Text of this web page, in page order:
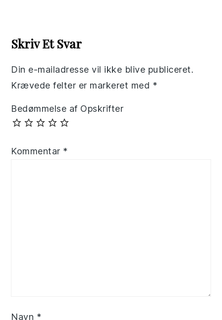
Interactions
Skriv Et Svar
Din e-mailadresse vil ikke blive publiceret.
Krævede felter er markeret med *
Bedømmelse af Opskrifter
Kommentar *
Navn *